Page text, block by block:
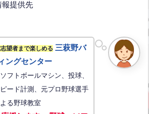
報提供先
望者まで楽しめる 三萩野バ
ングセンター
フトボールマシン、投球、
ード計測、元プロ野球選手
る野球教室